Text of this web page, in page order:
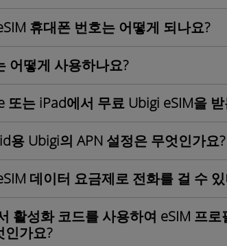
휴대폰 번호는 어떻게 되나요?
어떻게 사용하나요?
또는 iPad에서 무료 Ubigi eSIM을
용 Ubigi의 APN 설정은 무엇인가요?
데이터 요금제로 전화를 걸 수
활성화 코드를 사용하여 eSIM 프
인가요?